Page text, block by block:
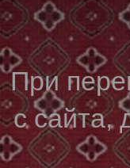
При
с сайта,